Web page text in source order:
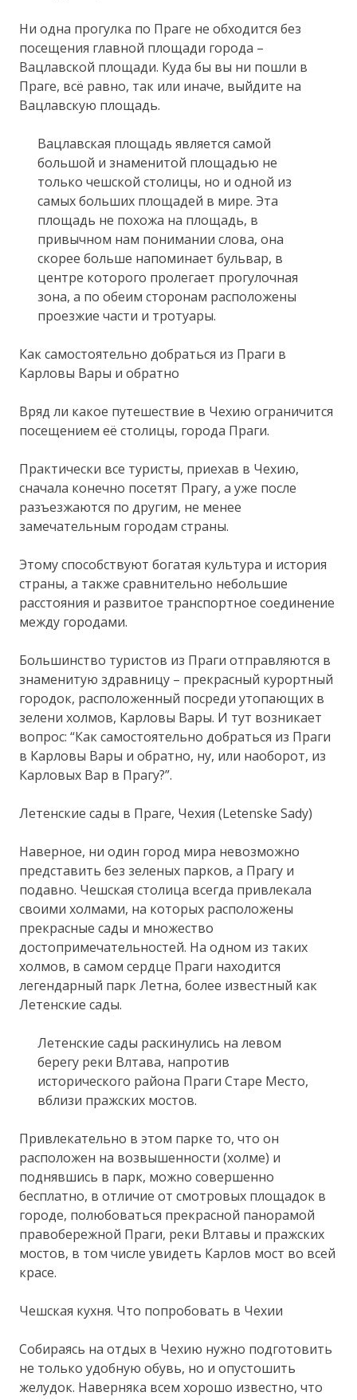
Ни одна прогулка по Праге не обходится без
посещения главной площади города –
Вацлавской площади. Куда бы вы ни пошли в
Праге, всё равно, так или иначе, выйдите на
Вацлавскую площадь.
Вацлавская площадь является самой
большой и знаменитой площадью не
только чешской столицы, но и одной из
самых больших площадей в мире. Эта
площадь не похожа на площадь, в
привычном нам понимании слова, она
скорее больше напоминает бульвар, в
центре которого пролегает прогулочная
зона, а по обеим сторонам расположены
проезжие части и тротуары.
Как самостоятельно добраться из Праги в
Карловы Вары и обратно
Вряд ли какое путешествие в Чехию ограничится
посещением её столицы, города Праги.
Практически все туристы, приехав в Чехию,
сначала конечно посетят Прагу, а уже после
разъезжаются по другим, не менее
замечательным городам страны.
Этому способствуют богатая культура и история
страны, а также сравнительно небольшие
расстояния и развитое транспортное соединение
между городами.
Большинство туристов из Праги отправляются в
знаменитую здравницу – прекрасный курортный
городок, расположенный посреди утопающих в
зелени холмов, Карловы Вары. И тут возникает
вопрос: “Как самостоятельно добраться из Праги
в Карловы Вары и обратно, ну, или наоборот, из
Карловых Вар в Прагу?”.
Летенские сады в Праге, Чехия (Letenske Sady)
Наверное, ни один город мира невозможно
представить без зеленых парков, а Прагу и
подавно. Чешская столица всегда привлекала
своими холмами, на которых расположены
прекрасные сады и множество
достопримечательностей. На одном из таких
холмов, в самом сердце Праги находится
легендарный парк Летна, более известный как
Летенские сады.
Летенские сады раскинулись на левом
берегу реки Влтава, напротив
исторического района Праги Старе Место,
вблизи пражских мостов.
Привлекательно в этом парке то, что он
расположен на возвышенности (холме) и
поднявшись в парк, можно совершенно
бесплатно, в отличие от смотровых площадок в
городе, полюбоваться прекрасной панорамой
правобережной Праги, реки Влтавы и пражских
мостов, в том числе увидеть Карлов мост во всей
красе.
Чешская кухня. Что попробовать в Чехии
Собираясь на отдых в Чехию нужно подготовить
не только удобную обувь, но и опустошить
желудок. Наверняка всем хорошо известно, что